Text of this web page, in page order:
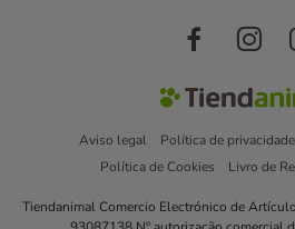
Aviso legal Política de privacidade
Política de Cookies
Livro de
Tiendanimal Comercio Electrónico de